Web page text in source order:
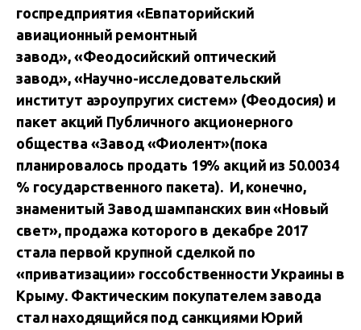
госпредприятия «Евпаторийский
авиационный ремонтный
завод», «Феодосийский оптический
завод», «Научно-исследовательский
институт аэроупругих систем» (Феодосия) и
пакет акций Публичного акционерного
общества «Завод «Фиолент»(пока
планировалось продать 19% акций из 50.0034
% государственного пакета). И, конечно,
знаменитый Завод шампанских вин «Новый
свет», продажа которого в декабре 2017
стала первой крупной сделкой по
«приватизации» госсобственности Украины в
Крыму. Фактическим покупателем завода
стал находящийся под санкциями Юрий